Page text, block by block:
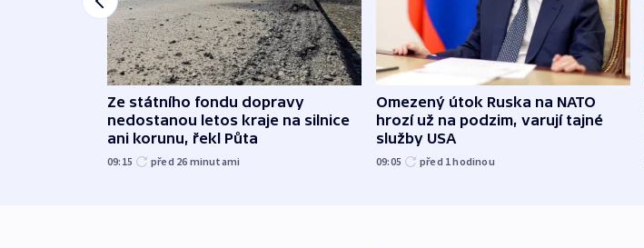
Ze státního fondu dopravy
nedostanou letos kraje na silnice
ani korunu, řekl Půta
09:15 před 26 minutami
Omezený útok Ruska na NATO
hrozí už na podzim, varují tajné
služby USA
09:05 před 1hodinou